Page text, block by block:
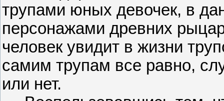
трупами юных девочек, в
персонажами древних
человек увидит в жизни
самим трупам все равно,
или нет.